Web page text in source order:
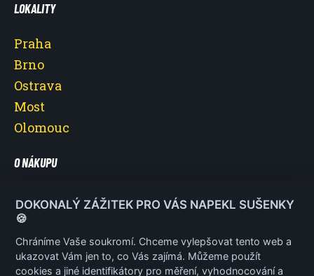
LOKALITY
Praha
Brno
Ostrava
Most
Olomouc
O NÁKUPU
O nás
Vše o nákupu
Reklamace a vrácení poukazu
Obchodní podmínky
DOKONALÝ ZÁŽITEK PRO VÁS NAPEKL SUŠENKY
🍪
Chráníme Vaše soukromí. Chceme vylepšovat tento web a
ukazovat Vám jen to, co Vás zajímá. Můžeme použít
cookies a jiné identifikátory pro měření, vyhodnocování a